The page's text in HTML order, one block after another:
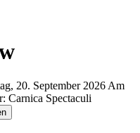
20. September 2026 Am
Carnica Spectaculi